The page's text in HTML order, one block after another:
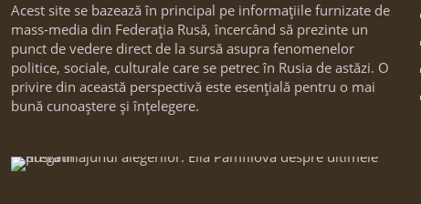
Acest site se bazează în principal pe informațiile furnizate de
mass-media din Federația Rusă, încercând să prezinte un
punct de vedere direct de la sursă asupra fenomenelor
politice, sociale, culturale care se petrec în Rusia de astăzi. O
privire din această perspectivă este esențială pentru o mai
bună cunoaștere și înțelegere.